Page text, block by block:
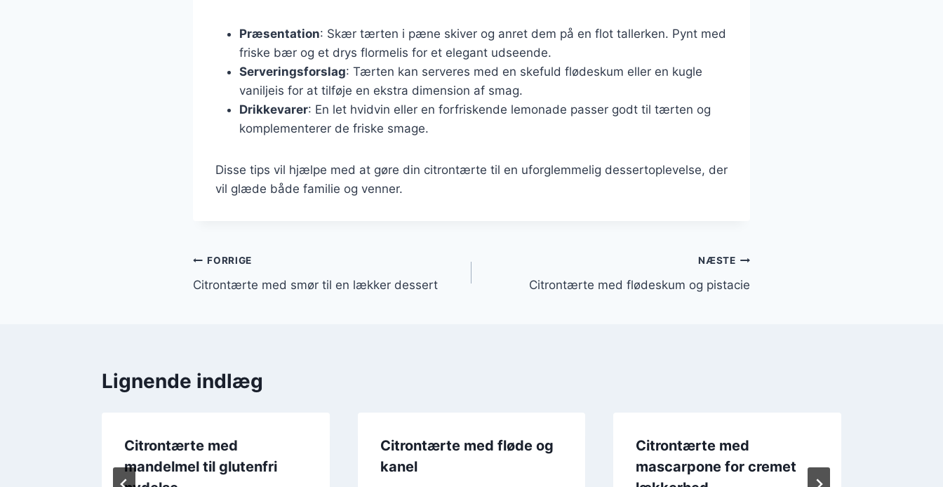
Præsentation: Skær tærten i pæne skiver og anret dem på en flot tallerken. Pynt med
friske bær og et drys flormelis for et elegant udseende.
Serveringsforslag: Tærten kan serveres med en skefuld flødeskum eller en kugle
vaniljeis for at tilføje en ekstra dimension af smag.
Drikkevarer: En let hvidvin eller en forfriskende lemonade passer godt til tærten og
komplementerer de friske smage.
Disse tips vil hjælpe med at gøre din citrontærte til en uforglemmelig dessertoplevelse, der
vil glæde både familie og venner.
Indlægsnavigation
FORRIGE
Citrontærte med smør til en lækker dessert
NÆSTE
Citrontærte med flødeskum og pistacie
Lignende indlæg
Citrontærte med
mandelmel til glutenfri
Citrontærte med fløde og
kanel
Citrontærte med
mascarpone for cremet